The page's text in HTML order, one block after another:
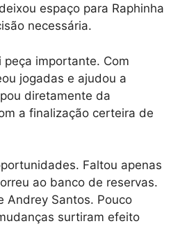
espaço para Raphinha
necessária.
importante. Com
jogadas e ajudou a
diretamente da
a finalização certeira de
Faltou apenas
ao banco de reservas.
Andrey Santos. Pouco
surtiram efeito